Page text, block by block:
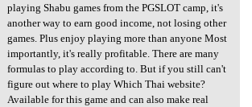
playing Shabu games from the PGSLOT camp, it's
another way to earn good income, not losing other
games. Plus enjoy playing more than anyone Most
importantly, it's really profitable. There are many
formulas to play according to. But if you still can't
figure out where to play Which Thai website?
Available for this game and can also make real